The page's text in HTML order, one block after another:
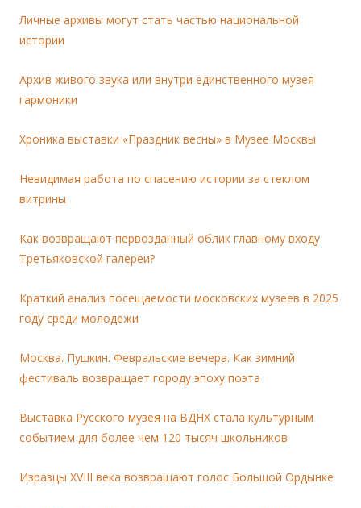
Личные архивы могут стать частью национальной
истории
Архив живого звука или внутри единственного музея
гармоники
Хроника выставки «Праздник весны» в Музее Москвы
Невидимая работа по спасению истории за стеклом
витрины
Как возвращают первозданный облик главному входу
Третьяковской галереи?
Краткий анализ посещаемости московских музеев в 2025
году среди молодежи
Москва. Пушкин. Февральские вечера. Как зимний
фестиваль возвращает городу эпоху поэта
Выставка Русского музея на ВДНХ стала культурным
событием для более чем 120 тысяч школьников
Изразцы XVIII века возвращают голос Большой Ордынке